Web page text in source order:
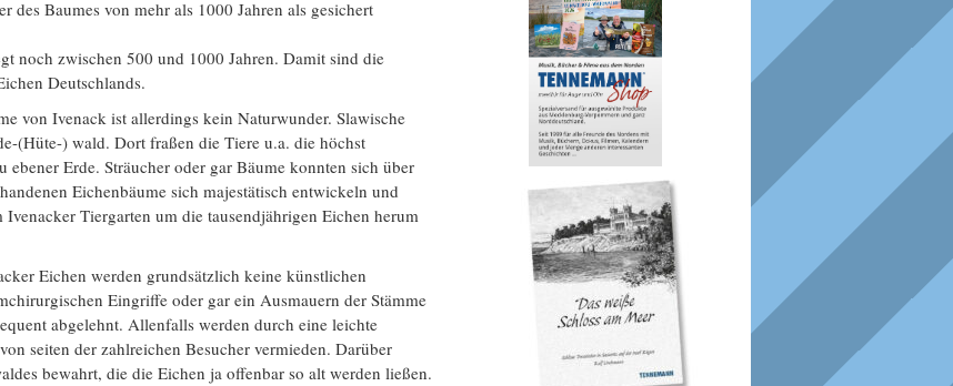
des Baumes von mehr als 1000 Jahren als gesichert
noch zwischen 500 und 1000 Jahren. Damit sind die
Deutschlands.
von Ivenack ist allerdings kein Naturwunder. Slawische
(Hüte-) wald. Dort fraßen die Tiere u.a. die höchst
Erde. Sträucher oder gar Bäume konnten sich über
Eichenbäume sich majestätisch entwickeln und
Tiergarten um die tausendjährigen Eichen herum
Eichen werden grundsätzlich keine künstlichen
Eingriffe oder gar ein Ausmauern der Stämme
abgelehnt. Allenfalls werden durch eine leichte
seiten der zahlreichen Besucher vermieden. Darüber
bewahrt, die die Eichen ja offenbar so alt werden ließen.